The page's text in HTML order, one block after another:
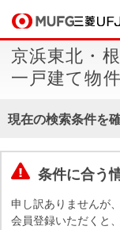
買いたい
売りたい
店舗案内
会社情報
採用情報
買いたい
売りたい
店舗案内
会社情報
京浜東北・
一戸建て物
現在の検索条件を
条件に合う
申し訳ありませんが
会員登録いただくと